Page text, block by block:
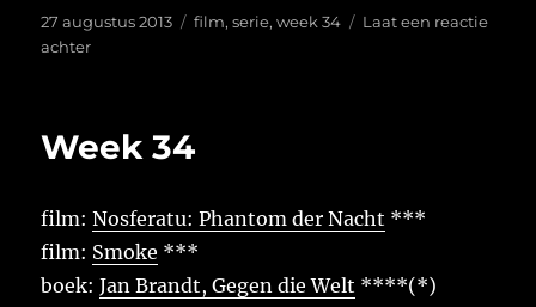
Geplaatst
op
27 augustus 2013 Tags
film,serie,week 34
Laat een reactie
achterop
Week 34
film:Nosferatu: Phantom der Nacht ***
film: Smoke ***
boek:Jan Brandt, Gegen die Welt ****(*)